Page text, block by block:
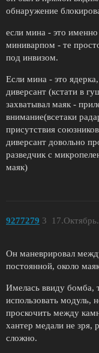
обнаружение
если мина - это
миниварпом - те
под инвизом.
Если мина - это
диверсант (кстати в
захватывал маяк -
внимание(всетаки
присутствия
диверсант довольно
разведчик с
маяк)
9277279 3
Он маневрировал
постоянной, около
Имелась ввиду бомба,
использовать модуль,
проскочить между
хантер медали не зря,
сложно.